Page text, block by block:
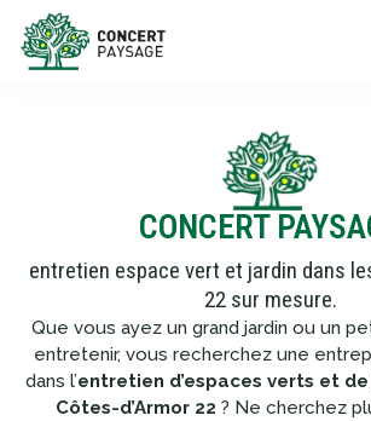
CONCERT
entretien espace vert et jardin dans
22 sur mesure.
Que vous ayez un grand jardin ou un
entretenir, vous recherchez une
dans l’entretien d’espaces verts et
Côtes-d’Armor 22 ? Ne cherchez